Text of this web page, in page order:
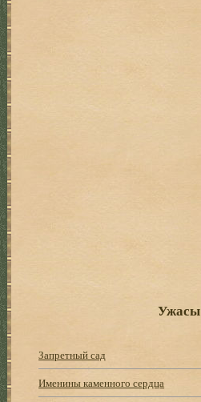
Ужасы
Запретный сад
Именины каменного сердца